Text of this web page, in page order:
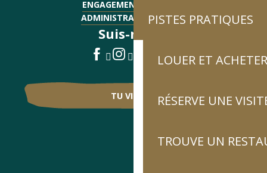
PISTES PRATIQUES
LOUER ET
RÉSERVE UNE
TROUVE UN
ENGAGEMENTS QUALITÉ
ADMINISTRATIF - EMPLOI
Suis-nous !
TU VIENS ?